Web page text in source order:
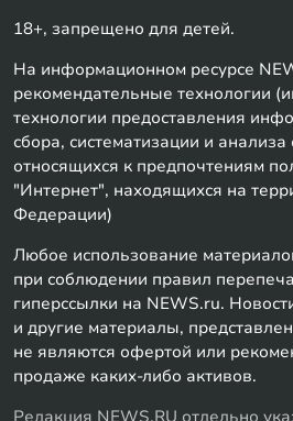
18+, запрещено для детей.
На информационном ресурсе
рекомендательные технологии
технологии предоставления
сбора, систематизации и анализа
относящихся к предпочтениям
"Интернет", находящихся на
Федерации)
Любое использование
при соблюдении правил
гиперссылки на NEWS.ru.
и другие материалы,
не являются офертой или
продаже каких-либо активов.
Редакция NEWS.RU отдельно